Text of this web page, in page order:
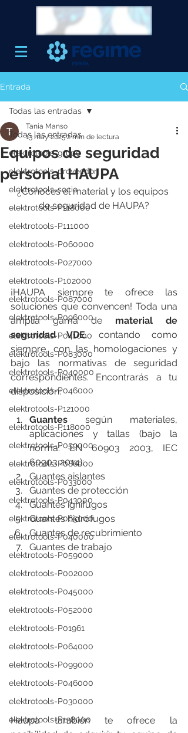
Entrada
Todas las entradas
elektrotools-grupo
elektrotools-proveedor
elektrotools-socio
elektrotools-P118000
elektrotools-P111000
elektrotools-P060000
elektrotools-P027000
elektrotools-P102000
elektrotools-P087000
elektrotools-P096000
elektrotools-P041000
elektrotools-P083000
elektrotools-P040000
elektrotools-P046000
elektrotools-P121000
elektrotools-P118000
elektrotools-P059000
elektrotools-P086000
elektrotools-P033000
elektrotools-P043000
elektrotools-P065000
elektrotools-P040000
elektrotools-P059000
elektrotools-P002000
elektrotools-P045000
elektrotools-P052000
elektrotools-P01961
elektrotools-P064000
elektrotools-P099000
elektrotools-P046000
elektrotools-P030000
elektrotools-P138000
Todas las entradas
Equipos de seguridad
personal HAUPA
Tania Manso
13 may 20252 min de lectura
¿Conoces el material y los equipos
de seguridad de HAUPA?
¡HAUPA siempre te ofrece las
soluciones que convencen! Toda una
amplia gama de material de
seguridad VDE, contando como
siempre, con las homologaciones y
bajo las normativas de seguridad
correspondientes. Encontrarás a tu
disposición:
Guantes según materiales,
aplicaciones y tallas (bajo la
norma: EN 60903 2003, IEC
60903 2014):
Guantes aislantes
Guantes de protección
Guantes ignifúgos
Guantes hidrófugos
Guantes de recubrimiento
Guantes de trabajo
Haupa también te ofrece la